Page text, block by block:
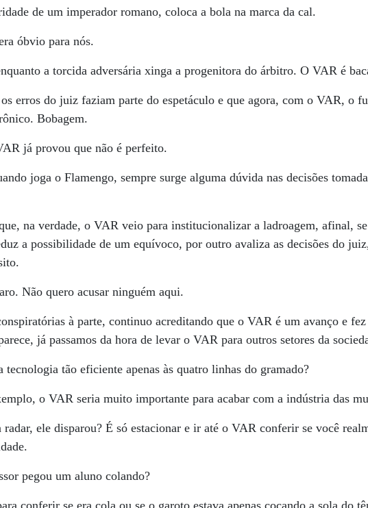
de um imperador romano, coloca a bola na marca da cal.
óbvio para nós.
a torcida adversária xinga a progenitora do árbitro. O VAR é
erros do juiz faziam parte do espetáculo e que agora, com o VAR, o
Bobagem.
já provou que não é perfeito.
joga o Flamengo, sempre surge alguma dúvida nas decisões
na verdade, o VAR veio para institucionalizar a ladroagem, afinal,
a possibilidade de um equívoco, por outro avaliza as decisões do
Não quero acusar ninguém aqui.
à parte, continuo acreditando que o VAR é um avanço e
já passamos da hora de levar o VAR para outros setores da
tão eficiente apenas às quatro linhas do gramado?
o VAR seria muito importante para acabar com a indústria das
radar, ele disparou? É só estacionar e ir até o VAR conferir se você
pegou um aluno colando?
conferir se era cola ou se o garoto estava apenas coçando a sola do